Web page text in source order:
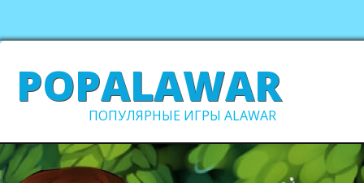
POPALAWAR
ПОПУЛЯРНЫЕ ИГРЫ ALAWAR